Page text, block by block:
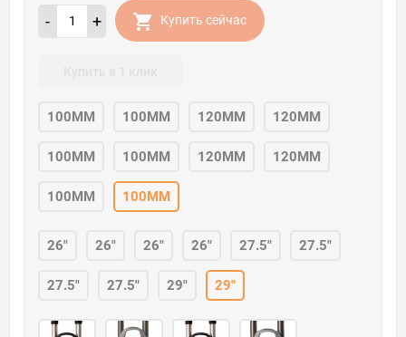
- + Купить сейчас
100MM 100MM 120MM 120MM
100MM 100MM 120MM 120MM
100MM 100MM
26" 26" 26" 26" 27.5" 27.5"
27.5" 27.5" 29" 29"